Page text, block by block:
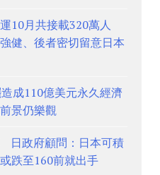
10月共接載320萬人
健、後者密切留意日本
成110億美元永久經濟
景仍樂觀
日政府顧問：日本可積
跌至160前就出手